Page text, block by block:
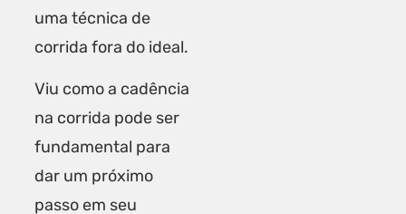
uma técnica de
corrida fora do ideal.
Viu como a cadência
na corrida pode ser
fundamental para
dar um próximo
passo em seu